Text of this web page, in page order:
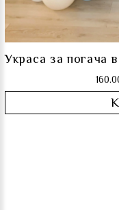
Украса за погача